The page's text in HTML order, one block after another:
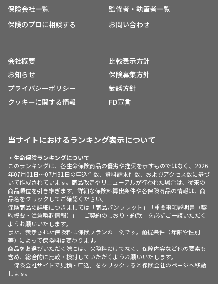
保険会社一覧
保険のプロに相談する
監修者・執筆者一覧
お問い合わせ
会社概要
お知らせ
プライバシーポリシー
クッキーに関する情報
比較表示方針
保険募集方針
勧誘方針
FD宣言
当サイトにおけるランキング表示について
・生命保険ランキングについて
このランキングは、各生命保険商品の優劣や推奨を示すものではなく、2026
年07月01日～07月31日の申込件数、資料請求件数、およびアクセス数に基づ
いて作成されています。商品改定やリニューアルが行われた場合は、従来の
商品順位を引き継ぎます。詳細な保険料算出条件や各保険商品の情報は、商
品名をクリックしてご確認ください。
保険商品の詳細につきましては「商品パンフレット」「重要事項説明書（契
約概要・注意喚起情報）」「ご契約のしおり・約款」を必ずご一読いただく
ようお願いいたします。
また、表示された保険料は保険プランの一例です。前提条件（年齢や性別
等）によって保険料は変わります。
商品をお選びいただく際には、保険料だけでなく、保障内容など他の要素も
含め、総合的に比較・検討していただくようお願いいたします。
「保険会社サイトで見積・申込」をクリックすると保険会社のページへ移動
します。